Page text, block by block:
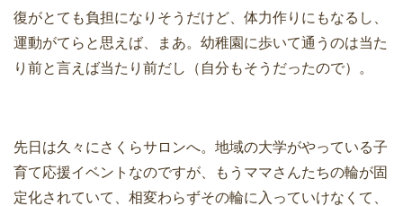
復がとても負担になりそうだけど、体力作りにもなるし、
運動がてらと思えば、まあ。幼稚園に歩いて通うのは当た
り前と言えば当たり前だし（自分もそうだったので）。
先日は久々にさくらサロンへ。地域の大学がやっている子
育て応援イベントなのですが、もうママさんたちの輪が固
定化されていて、相変わらずその輪に入っていけなくて、